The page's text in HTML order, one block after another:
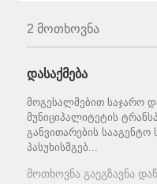
2 მოთხოვნა
დასაქმება
მოგესალმებით საჯარო
მუნიციპალიტეტის
განვითარების სააგენტო
პასუხისმგებ...
მოთხოვნა გაეგზავნა